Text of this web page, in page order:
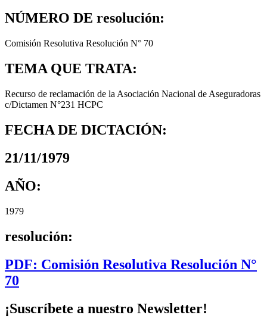
NÚMERO DE resolución:
Comisión Resolutiva Resolución N° 70
TEMA QUE TRATA:
Recurso de reclamación de la Asociación Nacional de Aseguradoras
c/Dictamen N°231 HCPC
FECHA DE DICTACIÓN:
21/11/1979
AÑO:
1979
resolución:
PDF: Comisión Resolutiva Resolución N°
70
¡Suscríbete a nuestro Newsletter!